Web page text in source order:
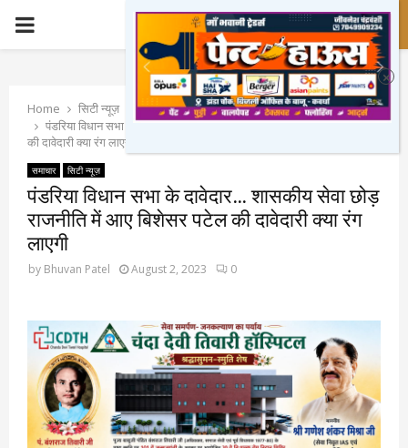
PRIMARY
Home
सिटी न्यूज़
पंडरिया विधान सभा के दावेदार… शासकीय सेवा छोड़ राजनीति में आए बिशेसर पटेल
की दावेदारी क्या रंग लाएगी
समाचार सिटी न्यूज़
पंडरिया विधान सभा के दावेदार… शासकीय सेवा छोड़
राजनीति में आए बिशेसर पटेल की दावेदारी क्या रंग
लाएगी
by Bhuvan Patel August 2, 2023 0